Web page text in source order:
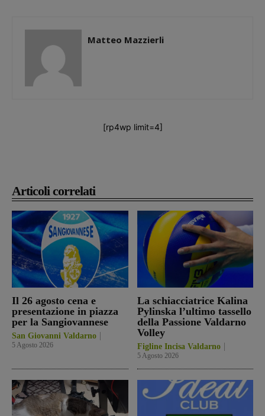
Articoli correlati
Il 26 agosto cena e
presentazione in piazza
per la Sangiovannese
San Giovanni Valdarno
5 Agosto 2026
La schiacciatrice Kalina
Pylinska l’ultimo tassello
della Passione Valdarno
Volley
Figline Incisa Valdarno
5 Agosto 2026
Matteo Mazzierli
[rp4wp limit=4]